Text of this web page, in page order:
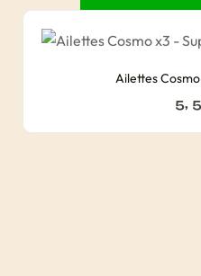
Ailettes
5,